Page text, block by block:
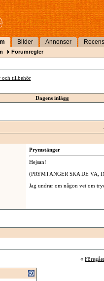
Bilder Annonser
Forumregler
och tillbehör
Dagens inlägg
Prymstänger
Hejsan!
(PRYMTÄNGER SKA DE VA,
Jag undrar om någon vet om
«